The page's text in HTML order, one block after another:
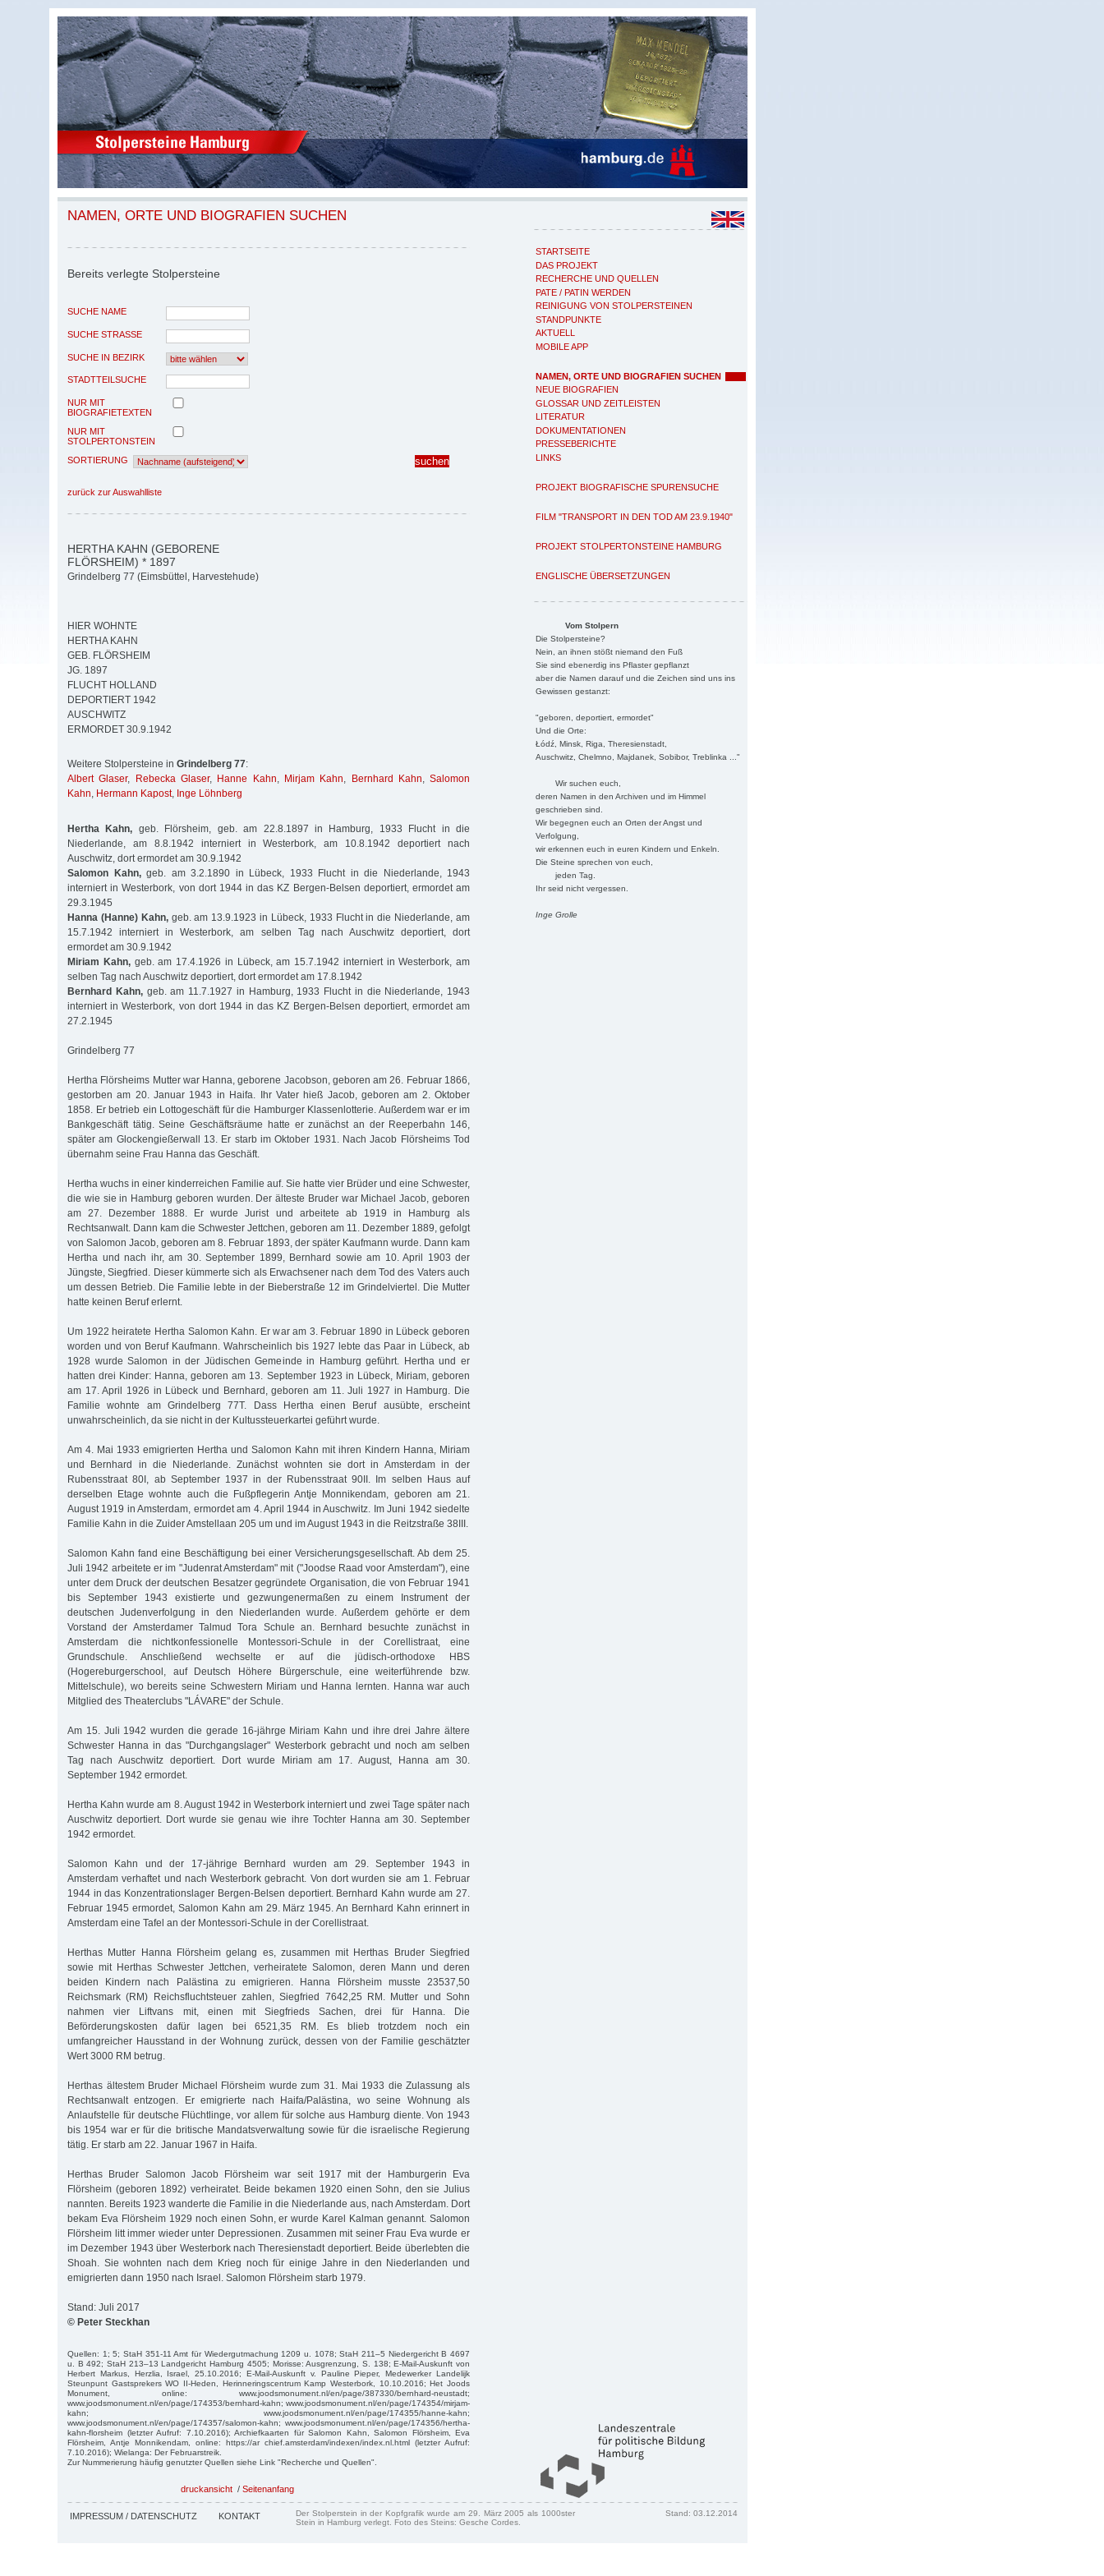
STARTSEITE
DAS PROJEKT
RECHERCHE UND QUELLEN
PATE / PATIN WERDEN
REINIGUNG VON STOLPERSTEINEN
STANDPUNKTE
AKTUELL
MOBILE APP
NAMEN, ORTE UND BIOGRAFIEN SUCHEN
NEUE BIOGRAFIEN
GLOSSAR UND ZEITLEISTEN
LITERATUR
DOKUMENTATIONEN
PRESSEBERICHTE
LINKS
PROJEKT BIOGRAFISCHE SPURENSUCHE
FILM "TRANSPORT IN DEN TOD AM 23.9.1940"
PROJEKT STOLPERTONSTEINE HAMBURG
ENGLISCHE ÜBERSETZUNGEN
Vom Stolpern
Die Stolpersteine?
Nein, an ihnen stößt niemand den Fuß
Sie sind ebenerdig ins Pflaster gepflanzt
aber die Namen darauf und die Zeichen sind uns ins
Gewissen gestanzt:
"geboren, deportiert, ermordet"
Und die Orte:
Łódź, Minsk, Riga, Theresienstadt,
Auschwitz, Chelmno, Majdanek, Sobibor, Treblinka ..."
Wir suchen euch,
deren Namen in den Archiven und im Himmel
geschrieben sind.
Wir begegnen euch an Orten der Angst und
Verfolgung,
wir erkennen euch in euren Kindern und Enkeln.
Die Steine sprechen von euch,
jeden Tag.
Ihr seid nicht vergessen.
Inge Grolle
NAMEN, ORTE UND BIOGRAFIEN SUCHEN
Bereits verlegte Stolpersteine
SUCHE NAME
SUCHE STRASSE
SUCHE IN BEZIRK
STADTTEILSUCHE
NUR MIT
BIOGRAFIETEXTEN
NUR MIT
STOLPERTONSTEIN
SORTIERUNG
zurück zur Auswahlliste
HERTHA KAHN (GEBORENE
FLÖRSHEIM) * 1897
Grindelberg 77 (Eimsbüttel, Harvestehude)
HIER WOHNTE
HERTHA KAHN
GEB. FLÖRSHEIM
JG. 1897
FLUCHT HOLLAND
DEPORTIERT 1942
AUSCHWITZ
ERMORDET 30.9.1942
Weitere Stolpersteine in Grindelberg 77:
Albert Glaser, Rebecka Glaser, Hanne Kahn, Mirjam Kahn, Bernhard Kahn,Salomon
Kahn, Hermann Kapost, Inge Löhnberg
Hertha Kahn, geb. Flörsheim, geb. am 22.8.1897 in Hamburg, 1933 Flucht in die
Niederlande, am 8.8.1942 interniert in Westerbork, am 10.8.1942 deportiert nach
Auschwitz, dort ermordet am 30.9.1942
Salomon Kahn,geb. am 3.2.1890 in Lübeck, 1933 Flucht in die Niederlande, 1943
interniert in Westerbork, von dort 1944 in das KZ Bergen-Belsen deportiert, ermordet am
29.3.1945
Hanna (Hanne) Kahn,geb. am 13.9.1923 in Lübeck, 1933 Flucht in die Niederlande, am
15.7.1942 interniert in Westerbork, am selben Tag nach Auschwitz deportiert, dort
ermordet am 30.9.1942
Miriam Kahn,geb. am 17.4.1926 in Lübeck, am 15.7.1942 interniert in Westerbork, am
selben Tag nach Auschwitz deportiert, dort ermordet am 17.8.1942
Bernhard Kahn,geb. am 11.7.1927 in Hamburg, 1933 Flucht in die Niederlande, 1943
interniert in Westerbork, von dort 1944 in das KZ Bergen-Belsen deportiert, ermordet am
27.2.1945
Grindelberg 77
Hertha Flörsheims Mutter war Hanna, geborene Jacobson, geboren am 26. Februar 1866,
gestorben am 20. Januar 1943 in Haifa. Ihr Vater hieß Jacob, geboren am 2. Oktober
1858. Er betrieb ein Lottogeschäft für die Hamburger Klassenlotterie. Außerdem war er im
Bankgeschäft tätig. Seine Geschäftsräume hatte er zunächst an der Reeperbahn 146,
später am Glockengießerwall 13. Er starb im Oktober 1931. Nach Jacob Flörsheims Tod
übernahm seine Frau Hanna das Geschäft.
Hertha wuchs in einer kinderreichen Familie auf. Sie hatte vier Brüder und eine Schwester,
die wie sie in Hamburg geboren wurden. Der älteste Bruder war Michael Jacob, geboren
am 27. Dezember 1888. Er wurde Jurist und arbeitete ab 1919 in Hamburg als
Rechtsanwalt. Dann kam die Schwester Jettchen, geboren am 11. Dezember 1889, gefolgt
von Salomon Jacob, geboren am 8. Februar 1893, der später Kaufmann wurde. Dann kam
Hertha und nach ihr, am 30. September 1899, Bernhard sowie am 10. April 1903 der
Jüngste, Siegfried. Dieser kümmerte sich als Erwachsener nach dem Tod des Vaters auch
um dessen Betrieb. Die Familie lebte in der Bieberstraße 12 im Grindelviertel. Die Mutter
hatte keinen Beruf erlernt.
Um 1922 heiratete Hertha Salomon Kahn. Er war am 3. Februar 1890 in Lübeck geboren
worden und von Beruf Kaufmann. Wahrscheinlich bis 1927 lebte das Paar in Lübeck, ab
1928 wurde Salomon in der Jüdischen Gemeinde in Hamburg geführt. Hertha und er
hatten drei Kinder: Hanna, geboren am 13. September 1923 in Lübeck, Miriam, geboren
am 17. April 1926 in Lübeck und Bernhard, geboren am 11. Juli 1927 in Hamburg. Die
Familie wohnte am Grindelberg 77T. Dass Hertha einen Beruf ausübte, erscheint
unwahrscheinlich, da sie nicht in der Kultussteuerkartei geführt wurde.
Am 4. Mai 1933 emigrierten Hertha und Salomon Kahn mit ihren Kindern Hanna, Miriam
und Bernhard in die Niederlande. Zunächst wohnten sie dort in Amsterdam in der
Rubensstraat 80I, ab September 1937 in der Rubensstraat 90II. Im selben Haus auf
derselben Etage wohnte auch die Fußpflegerin Antje Monnikendam, geboren am 21.
August 1919 in Amsterdam, ermordet am 4. April 1944 in Auschwitz. Im Juni 1942 siedelte
Familie Kahn in die Zuider Amstellaan 205 um und im August 1943 in die Reitzstraße 38III.
Salomon Kahn fand eine Beschäftigung bei einer Versicherungsgesellschaft. Ab dem 25.
Juli 1942 arbeitete er im "Judenrat Amsterdam" mit ("Joodse Raad voor Amsterdam"), eine
unter dem Druck der deutschen Besatzer gegründete Organisation, die von Februar 1941
bis September 1943 existierte und gezwungenermaßen zu einem Instrument der
deutschen Judenverfolgung in den Niederlanden wurde. Außerdem gehörte er dem
Vorstand der Amsterdamer Talmud Tora Schule an. Bernhard besuchte zunächst in
Amsterdam die nichtkonfessionelle Montessori-Schule in der Corellistraat, eine
Grundschule. Anschließend wechselte er auf die jüdisch-orthodoxe HBS
(Hogereburgerschool, auf Deutsch Höhere Bürgerschule, eine weiterführende bzw.
Mittelschule), wo bereits seine Schwestern Miriam und Hanna lernten. Hanna war auch
Mitglied des Theaterclubs "LÁVARE" der Schule.
Am 15. Juli 1942 wurden die gerade 16-jährge Miriam Kahn und ihre drei Jahre ältere
Schwester Hanna in das "Durchgangslager" Westerbork gebracht und noch am selben
Tag nach Auschwitz deportiert. Dort wurde Miriam am 17. August, Hanna am 30.
September 1942 ermordet.
Hertha Kahn wurde am 8. August 1942 in Westerbork interniert und zwei Tage später nach
Auschwitz deportiert. Dort wurde sie genau wie ihre Tochter Hanna am 30. September
1942 ermordet.
Salomon Kahn und der 17-jährige Bernhard wurden am 29. September 1943 in
Amsterdam verhaftet und nach Westerbork gebracht. Von dort wurden sie am 1. Februar
1944 in das Konzentrationslager Bergen-Belsen deportiert. Bernhard Kahn wurde am 27.
Februar 1945 ermordet, Salomon Kahn am 29. März 1945. An Bernhard Kahn erinnert in
Amsterdam eine Tafel an der Montessori-Schule in der Corellistraat.
Herthas Mutter Hanna Flörsheim gelang es, zusammen mit Herthas Bruder Siegfried
sowie mit Herthas Schwester Jettchen, verheiratete Salomon, deren Mann und deren
beiden Kindern nach Palästina zu emigrieren. Hanna Flörsheim musste 23537,50
Reichsmark (RM) Reichsfluchtsteuer zahlen, Siegfried 7642,25 RM. Mutter und Sohn
nahmen vier Liftvans mit, einen mit Siegfrieds Sachen, drei für Hanna. Die
Beförderungskosten dafür lagen bei 6521,35 RM. Es blieb trotzdem noch ein
umfangreicher Hausstand in der Wohnung zurück, dessen von der Familie geschätzter
Wert 3000 RM betrug.
Herthas ältestem Bruder Michael Flörsheim wurde zum 31. Mai 1933 die Zulassung als
Rechtsanwalt entzogen. Er emigrierte nach Haifa/Palästina, wo seine Wohnung als
Anlaufstelle für deutsche Flüchtlinge, vor allem für solche aus Hamburg diente. Von 1943
bis 1954 war er für die britische Mandatsverwaltung sowie für die israelische Regierung
tätig. Er starb am 22. Januar 1967 in Haifa.
Herthas Bruder Salomon Jacob Flörsheim war seit 1917 mit der Hamburgerin Eva
Flörsheim (geboren 1892) verheiratet. Beide bekamen 1920 einen Sohn, den sie Julius
nannten. Bereits 1923 wanderte die Familie in die Niederlande aus, nach Amsterdam. Dort
bekam Eva Flörsheim 1929 noch einen Sohn, er wurde Karel Kalman genannt. Salomon
Flörsheim litt immer wieder unter Depressionen. Zusammen mit seiner Frau Eva wurde er
im Dezember 1943 über Westerbork nach Theresienstadt deportiert. Beide überlebten die
Shoah. Sie wohnten nach dem Krieg noch für einige Jahre in den Niederlanden und
emigrierten dann 1950 nach Israel. Salomon Flörsheim starb 1979.
Stand: Juli 2017
© Peter Steckhan
Quellen: 1; 5; StaH 351-11 Amt für Wiedergutmachung 1209 u. 1078; StaH 211–5 Niedergericht B 4697
u. B 492; StaH 213–13 Landgericht Hamburg 4505; Morisse: Ausgrenzung, S. 138; E-Mail-Auskunft von
Herbert Markus, Herzlia, Israel, 25.10.2016; E-Mail-Auskunft v. Pauline Pieper, Medewerker Landelijk
Steunpunt Gastsprekers WO II-Heden, Herinneringscentrum Kamp Westerbork, 10.10.2016; Het Joods
Monument, online: www.joodsmonument.nl/en/page/387330/bernhard-neustadt;
www.joodsmonument.nl/en/page/174353/bernhard-kahn; www.joodsmonument.nl/en/page/174354/mirjam-
kahn; www.joodsmonument.nl/en/page/174355/hanne-kahn;
www.joodsmonument.nl/en/page/174357/salomon-kahn; www.joodsmonument.nl/en/page/174356/hertha-
kahn-florsheim (letzter Aufruf: 7.10.2016); Archiefkaarten für Salomon Kahn, Salomon Flörsheim, Eva
Flörsheim, Antje Monnikendam, online: https://ar chief.amsterdam/indexen/index.nl.html (letzter Aufruf:
7.10.2016); Wielanga: Der Februarstreik.
Zur Nummerierung häufig genutzter Quellen siehe Link "Recherche und Quellen".
druckansicht / Seitenanfang
IMPRESSUM / DATENSCHUTZ KONTAKT
Der Stolperstein in der Kopfgrafik wurde am 29. März 2005 als 1000ster
Stein in Hamburg verlegt. Foto des Steins: Gesche Cordes.
Stand: 03.12.2014